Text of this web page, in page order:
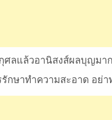
ศลแล้วอานิสงส์ผลบุญม
กษาทำความสะอาด อย่